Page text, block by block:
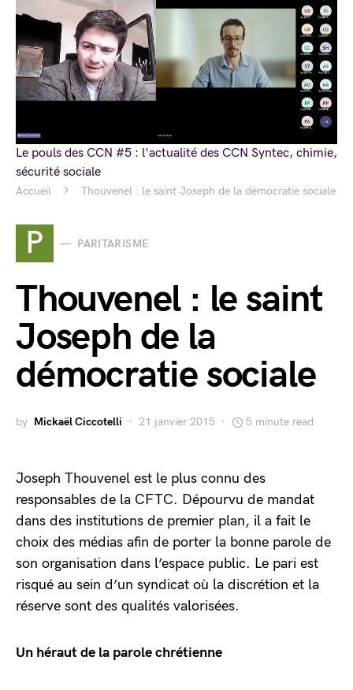
Accueil Thouvenel : le saint Joseph de la démocratie sociale
P PARITARISME
Thouvenel : le saint
Joseph de la
démocratie sociale
by Mickaël Ciccotelli 21 janvier 2015 5 minute read
Joseph Thouvenel est le plus connu des
responsables de la CFTC. Dépourvu de mandat
dans des institutions de premier plan, il a fait le
choix des médias afin de porter la bonne parole de
son organisation dans l’espace public. Le pari est
risqué au sein d’un syndicat où la discrétion et la
réserve sont des qualités valorisées.
Un héraut de la parole chrétienne
Le pouls des CCN #5 : l'actualité des CCN Syntec, chimie,
sécurité sociale